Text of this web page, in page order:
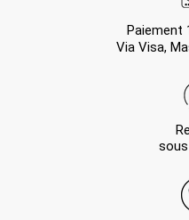
Paiement
Via Visa,